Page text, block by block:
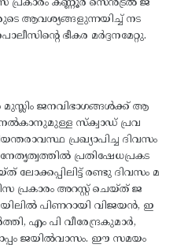
പ്രകാരം കണ്ണൂര്‍ സെന്‍ട്രല്‍ ജ
ആവശ്യങ്ങളുന്നയിച്ച്‌ നട
ഭീകര മര്‍ദ്ദനമേറ്റു.
മുസ്ലിം ജനവിഭാഗങ്ങള്‍ക്ക്‌ ആ
സ്‌ക്വാഡ്‌ പ്രവ
പ്രഖ്യാപിച്ച ദിവസം
പ്രതിഷേധപ്രകട
ലോക്കപ്പിലിട്ട്‌ രണ്ടു ദിവസം മ
പ്രകാരം അറസ്റ്റ്‌ ചെയ്‌ത്‌ ജ
പിണറായി വിജയന്‍, ഇ
എം പി വീരേന്ദ്രകുമാര്‍,
ജയില്‍വാസം. ഈ സമയം